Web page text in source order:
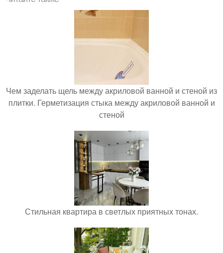
Чем заделать щель между акриловой ванной и стеной из
плитки. Герметизация стыка между акриловой ванной и
стеной
Стильная квартира в светлых приятных тонах.